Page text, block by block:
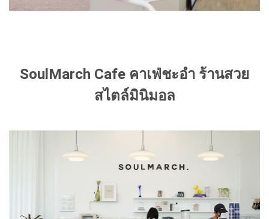
SoulMarch Cafe คาเฟ่ชะอำ ร้านสวย
สไตล์มินิมอล